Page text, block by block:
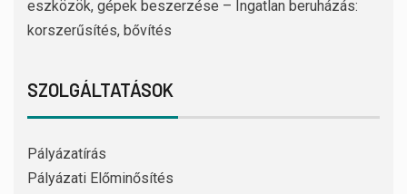
eszközök, gépek beszerzése – Ingatlan beruházás:
korszerűsítés, bővítés
SZOLGÁLTATÁSOK
Pályázatírás
Pályázati Előminősítés